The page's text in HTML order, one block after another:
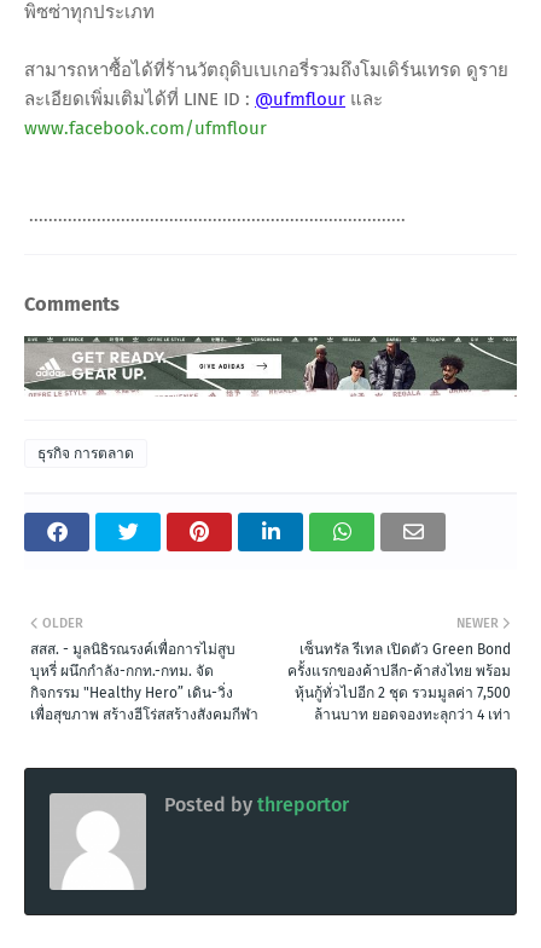
พิซซ่าทุกประเภท
สามารถหาซื้อได้ที่ร้านวัตถุดิบเบเกอรี่รวมถึงโมเดิร์นเทรด ดูราย
ละเอียดเพิ่มเติมได้ที่ LINE ID : @ufmflour และ
www.facebook.com/ufmflour
..............................................................................
Comments
ธุรกิจ การตลาด
NEWER
เซ็นทรัล รีเทล เปิดตัว Green Bond
ครั้งแรกของค้าปลีก-ค้าส่งไทย พร้อม
หุ้นกู้ทั่วไปอีก 2 ชุด รวมมูลค่า 7,500
ล้านบาท ยอดจองทะลุกว่า 4 เท่า
OLDER
สสส. - มูลนิธิรณรงค์เพื่อการไม่สูบ
บุหรี่ ผนึกกำลัง-กกท.-กทม. จัด
กิจกรรม "Healthy Hero” เดิน-วิ่ง
เพื่อสุขภาพ สร้างฮีโร่สสร้างสังคมกีฬา
Posted by threportor